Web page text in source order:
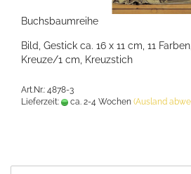
Buchsbaumreihe
Bild, Gestick ca. 16 x 11 cm, 11
Kreuze/1 cm, Kreuzstich
Art.Nr.: 4878-3
Lieferzeit:
ca. 2-4 Wochen (Ausland